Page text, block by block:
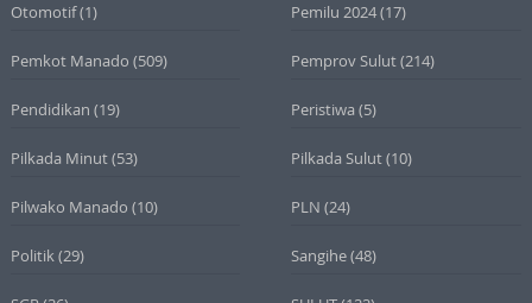
Otomotif(1) Pemilu 2024(17)
Pemkot Manado (509) Pemprov Sulut(214)
Pendidikan (19) Peristiwa (5)
Pilkada Minut(53) Pilkada Sulut(10)
Pilwako Manado (10) PLN (24)
Politik(29) Sangihe(48)